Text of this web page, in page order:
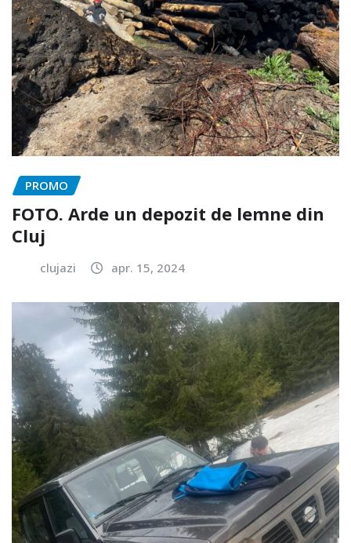
PROMO
FOTO. Arde un depozit de lemne din
Cluj
clujazi apr. 15, 2024